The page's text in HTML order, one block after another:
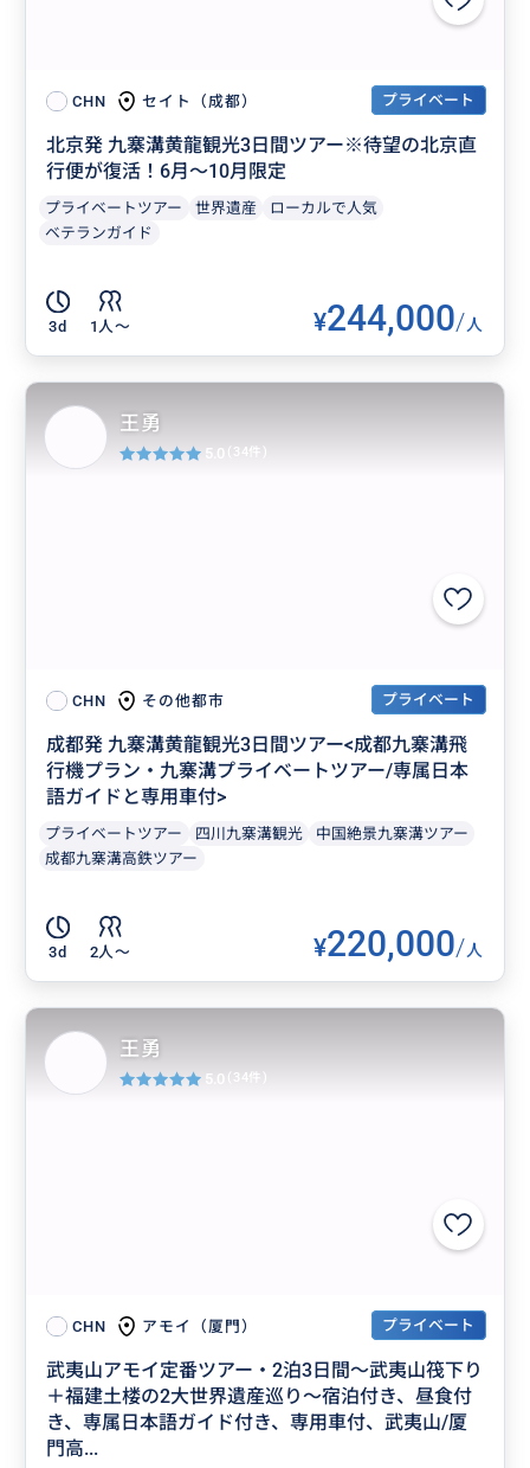
CHN セイト（成都） プライベート
北京発 九寨溝黄龍観光3日間ツアー※待望の北京直
行便が復活！6月～10月限定
プライベートツアー 世界遺産
ローカルで人気
ベテランガイド
3d 1人〜 ¥244,000/人
CHN その他都市 プライベート
成都発 九寨溝黄龍観光3日間ツアー<成都九寨溝飛
行機プラン・九寨溝プライベートツアー/専属日本
語ガイドと専用車付>
プライベートツアー 四川九寨溝観光
中国絶景九寨溝ツアー
成都九寨溝高鉄ツアー
3d 2人〜 ¥220,000/人
王勇
5.0 (34件)
CHN アモイ（厦門） プライベート
武夷山アモイ定番ツアー・2泊3日間～武夷山筏下り
＋福建土楼の2大世界遺産巡り～宿泊付き、昼食付
き、専属日本語ガイド付き、専用車付、武夷山/厦
門高...
王勇
5.0 (34件)